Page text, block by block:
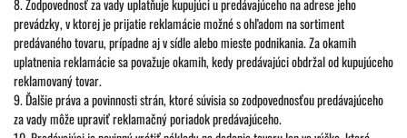
8. Zodpovednosť za vady uplatňuje kupujúci u predávajúceho na adrese jeho
prevádzky, v ktorej je prijatie reklamácie možné s ohľadom na sortiment
predávaného tovaru, prípadne aj v sídle alebo mieste podnikania. Za okamih
uplatnenia reklamácie sa považuje okamih, kedy predávajúci obdržal od kupujúceho
reklamovaný tovar.
9. Ďalšie práva a povinnosti strán, ktoré súvisia so zodpovednosťou predávajúceho
za vady môže upraviť reklamačný poriadok predávajúceho.